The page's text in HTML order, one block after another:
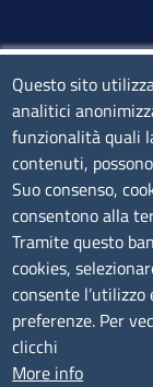
Olbia
Via Nanni 43 -
Tel. 0789
mail:
lunedì al
- 17,00
CONTATTI
Camera di
Agricoltura di
Questo sito
analitici
funzionalità quali
contenuti,
Suo consenso,
consentono alla
Tramite questo
cookies,
consente
preferenze. Per
clicchi
More info